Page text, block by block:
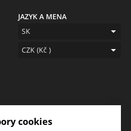
JAZYK A MENA
SK
CZK (Kč )
cookies